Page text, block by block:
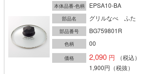
本体品番-色柄 EPSA10-BA
部品名 グリルなべ ふた
部品番号 BG759801R
色柄 00
価格 2,090
（税込）
1,900円 （税抜）